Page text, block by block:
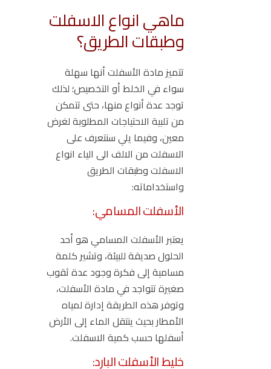
ماهي انواع الاسفلت
وطبقات الطريق؟
تتميز مادة الأسفلت أنها سهلة
سواء في الخلط أو التخصيص؛ لذلك
توجد عدة أنواع منها، حتى تتمكن
من تلبية الاحتياجات المطلوبة لغرض
معين، وفيما يلي سنتعرف على
الاسفلت من الالف الى الياء انواع
الاسفلت وطبقات الطريق
واستخداماته:
الأسفلت المسامي:
يعتبر الأسفلت المسامي هو أحد
الحلول صديقة للبيئة، وتشير كلمة
مسامية إلى فكرة وجود عدة ثقوب
صغيرة تتواجد في مادة الأسفلت،
وتوفر هذه الطريقة إدارة لمياه
الأمطار بحيث ينتقل الماء إلى الأرض
أسفلها حسب كمية الاسفلت.
خليط الأسفلت البارد: